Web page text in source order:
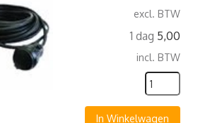
excl. BTW
1 dag 5,00
incl. BTW
In Winkelwagen